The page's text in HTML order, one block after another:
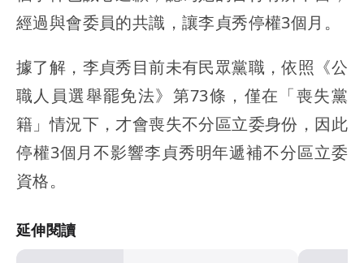
經過與會委員的共識，讓李貞秀停權3個月。
據了解，李貞秀目前未有民眾黨職，依照《公
職人員選舉罷免法》第73條，僅在「喪失黨
籍」情況下，才會喪失不分區立委身份，因此
停權3個月不影響李貞秀明年遞補不分區立委
資格。
延伸閱讀